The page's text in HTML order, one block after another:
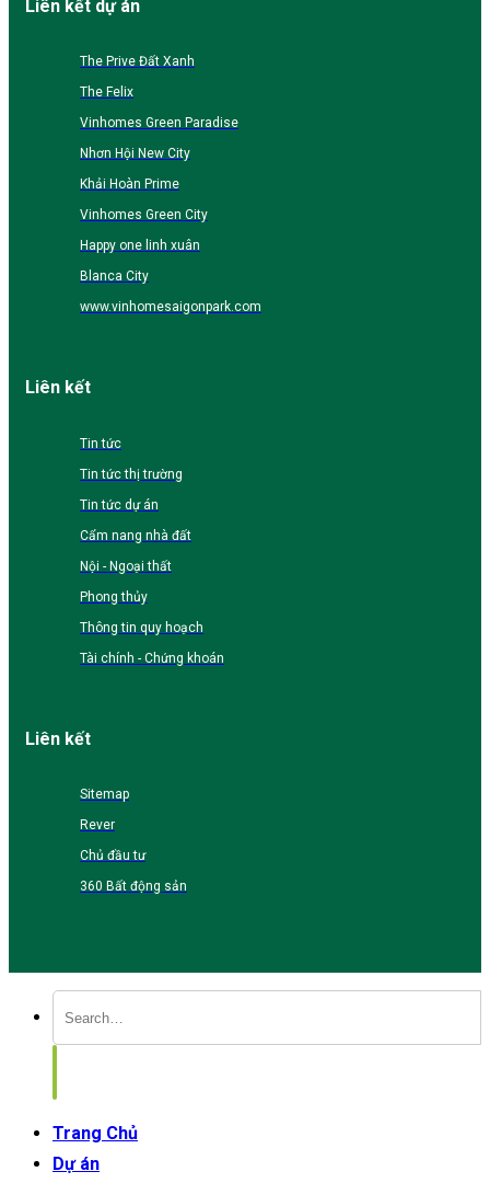
Liên kết dự án
The Prive Đất Xanh
The Felix
Vinhomes Green Paradise
Nhơn Hội New City
Khải Hoàn Prime
Vinhomes Green City
Happy one linh xuân
Blanca City
www.vinhomesaigonpark.com
Liên kết
Tin tức
Tin tức thị trường
Tin tức dự án
Cẩm nang nhà đất
Nội - Ngoại thất
Phong thủy
Thông tin quy hoạch
Tài chính - Chứng khoán
Liên kết
Sitemap
Rever
Chủ đầu tư
360 Bất động sản
Trang Chủ
Dự án